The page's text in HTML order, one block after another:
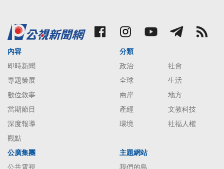
內容
即時新聞
專題策展
數位敘事
當期節目
深度報導
觀點
分類
政治
社會
全球
生活
兩岸
地方
產經
文教科技
環境
社福人權
公廣集團
公共電視
主題網站
我們的島